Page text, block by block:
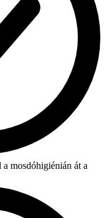
mosdóhigiénián át a